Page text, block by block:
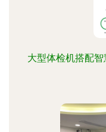
大型体检机搭配